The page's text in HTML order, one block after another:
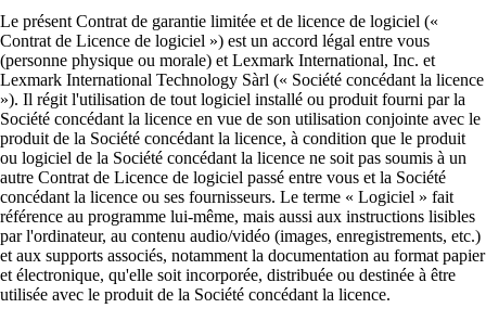
Le présent Contrat de garantie limitée et de licence de logiciel («
Contrat de Licence de logiciel ») est un accord légal entre vous
(personne physique ou morale) et Lexmark International, Inc. et
Lexmark International Technology Sàrl (« Société concédant la licence
»). Il régit l'utilisation de tout logiciel installé ou produit fourni par la
Société concédant la licence en vue de son utilisation conjointe avec le
produit de la Société concédant la licence, à condition que le produit
ou logiciel de la Société concédant la licence ne soit pas soumis à un
autre Contrat de Licence de logiciel passé entre vous et la Société
concédant la licence ou ses fournisseurs. Le terme « Logiciel » fait
référence au programme lui-même, mais aussi aux instructions lisibles
par l'ordinateur, au contenu audio/vidéo (images, enregistrements, etc.)
et aux supports associés, notamment la documentation au format papier
et électronique, qu'elle soit incorporée, distribuée ou destinée à être
utilisée avec le produit de la Société concédant la licence.